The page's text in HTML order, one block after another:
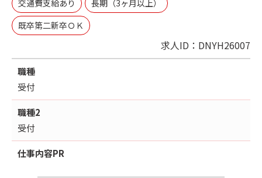
交通費支給あり
長期（3ヶ月以上）
既卒第二新卒ＯＫ
求人ID：DNYH26007
職種
受付
職種2
受付
仕事内容PR